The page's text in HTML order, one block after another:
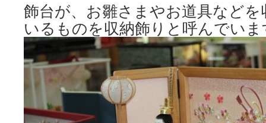
飾台が、お雛さまやお道具など
いるものを収納飾りと呼んでいま